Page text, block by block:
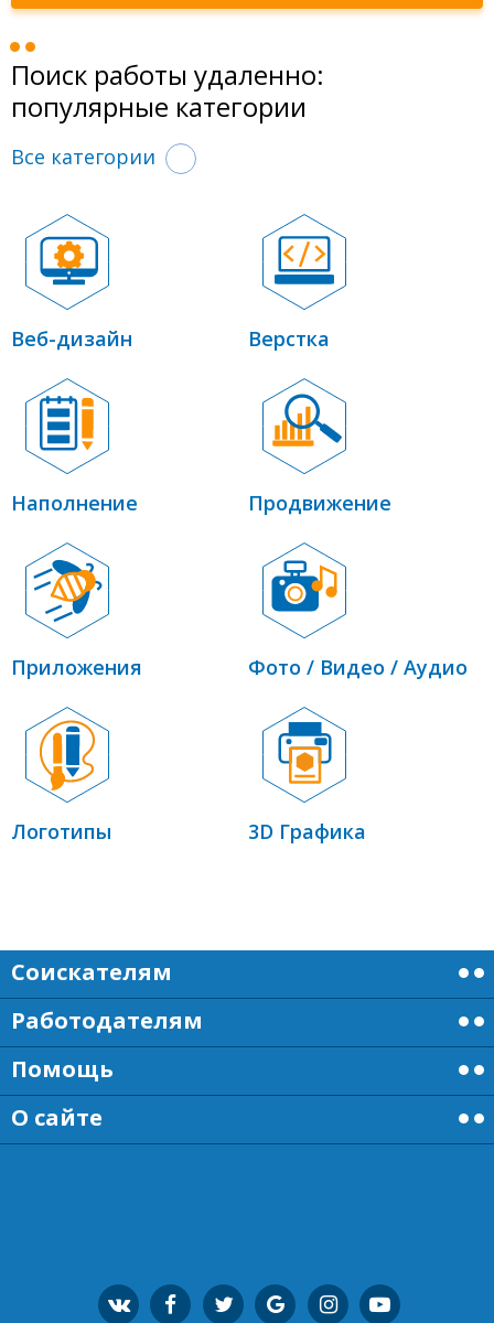
Поиск работы удаленно:
популярные категории
Все категории
Веб-дизайн Верстка
Наполнение Продвижение
Приложения Фото / Видео / Аудио
Логотипы 3D Графика
Соискателям
Работодателям
Помощь
О сайте